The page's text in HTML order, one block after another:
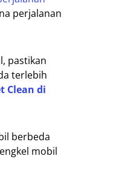
perjalanan
pastikan
terlebih
Clean di
berbeda
mobil